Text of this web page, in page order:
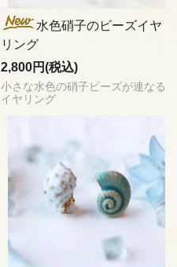
水色硝子のビーズイヤ
リング
2,800円(税込)
小さな水色の硝子ビーズが連なる
イヤリング